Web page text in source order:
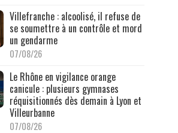
Villefranche : alcoolisé, il refuse de
se soumettre à un contrôle et mord
un gendarme
07/08/26
Le Rhône en vigilance orange
canicule : plusieurs gymnases
réquisitionnés dès demain à Lyon et
Villeurbanne
07/08/26